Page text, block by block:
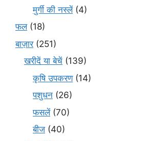
मुर्गी की नस्लें(4)
फल(18)
बाज़ार(251)
खरीदें या बेचें (139)
कृषि उपकरण(14)
पशुधन (26)
फसलें(70)
बीज (40)